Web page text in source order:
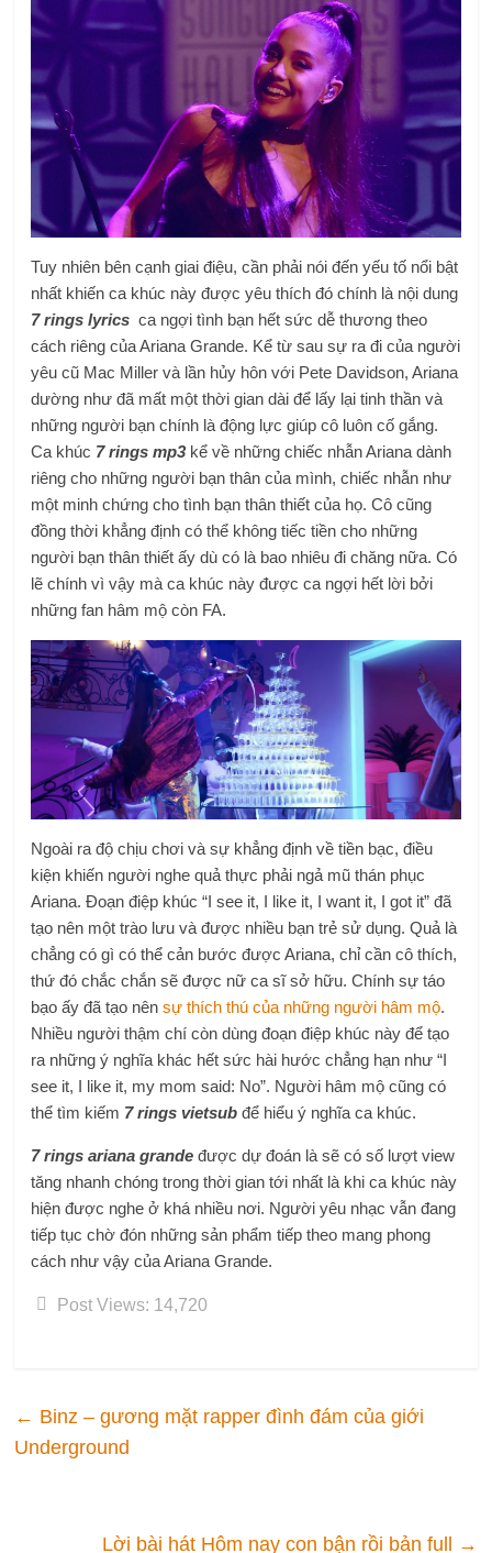
Tuy nhiên bên cạnh giai điệu, cần phải nói đến yếu tố nổi bật
nhất khiến ca khúc này được yêu thích đó chính là nội dung
7 rings lyrics ca ngợi tình bạn hết sức dễ thương theo
cách riêng của Ariana Grande. Kể từ sau sự ra đi của người
yêu cũ Mac Miller và lần hủy hôn với Pete Davidson, Ariana
dường như đã mất một thời gian dài để lấy lại tinh thần và
những người bạn chính là động lực giúp cô luôn cố gắng.
Ca khúc 7 rings mp3 kể về những chiếc nhẫn Ariana dành
riêng cho những người bạn thân của mình, chiếc nhẫn như
một minh chứng cho tình bạn thân thiết của họ. Cô cũng
đồng thời khẳng định có thể không tiếc tiền cho những
người bạn thân thiết ấy dù có là bao nhiêu đi chăng nữa. Có
lẽ chính vì vậy mà ca khúc này được ca ngợi hết lời bởi
những fan hâm mộ còn FA.
Ngoài ra độ chịu chơi và sự khẳng định về tiền bạc, điều
kiện khiến người nghe quả thực phải ngả mũ thán phục
Ariana. Đoạn điệp khúc “I see it, I like it, I want it, I got it” đã
tạo nên một trào lưu và được nhiều bạn trẻ sử dụng. Quả là
chẳng có gì có thể cản bước được Ariana, chỉ cần cô thích,
thứ đó chắc chắn sẽ được nữ ca sĩ sở hữu. Chính sự táo
bạo ấy đã tạo nênsự thích thú của những người hâm mộ.
Nhiều người thậm chí còn dùng đoạn điệp khúc này để tạo
ra những ý nghĩa khác hết sức hài hước chẳng hạn như “I
see it, I like it, my mom said: No”. Người hâm mộ cũng có
thể tìm kiếm 7 rings vietsub để hiểu ý nghĩa ca khúc.
7 rings ariana grande được dự đoán là sẽ có số lượt view
tăng nhanh chóng trong thời gian tới nhất là khi ca khúc này
hiện được nghe ở khá nhiều nơi. Người yêu nhạc vẫn đang
tiếp tục chờ đón những sản phẩm tiếp theo mang phong
cách như vậy của Ariana Grande.
Post Views: 14,720
← Binz – gương mặt rapper đình đám của giới
Underground
Lời bài hát Hôm nay con bận rồi bản full →